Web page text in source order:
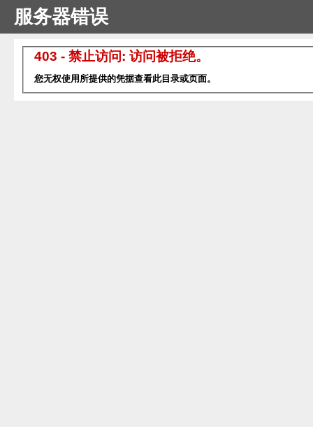
服务器错误
403 - 禁止访问: 访问被拒绝。
您无权使用所提供的凭据查看此目录或页面。